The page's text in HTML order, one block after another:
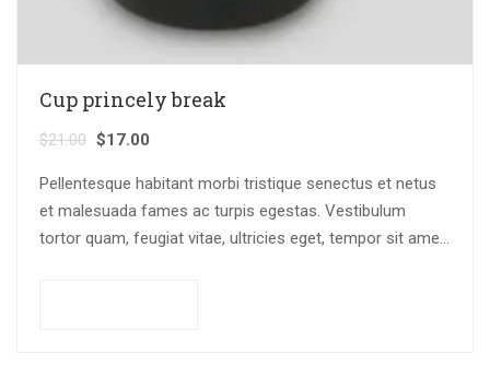
Cup princely break
$21.00 $17.00
Pellentesque habitant morbi tristique senectus et netus
et malesuada fames ac turpis egestas. Vestibulum
tortor quam, feugiat vitae, ultricies eget, tempor sit amet,